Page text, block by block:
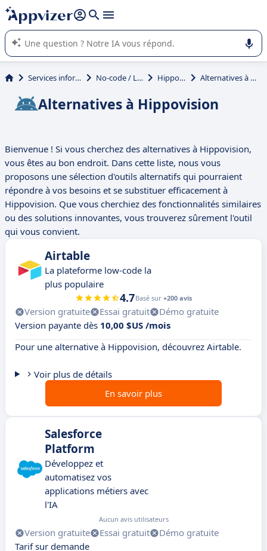
répondre (plusieurs lignes avec
L'IA de Appvizer vous guide dans l'utilisation ou la sélection de
logiciel SaaS en entreprise.
Services informatiques No-code / Low-code Hippovision Alternatives à Hippovision
Alternatives à Hippovision
Bienvenue ! Si vous cherchez des alternatives à Hippovision,
vous êtes au bon endroit. Dans cette liste, nous vous
proposons une sélection d'outils alternatifs qui pourraient
répondre à vos besoins et se substituer efficacement à
Hippovision. Que vous cherchiez des fonctionnalités similaires
ou des solutions innovantes, vous trouverez sûrement l'outil
qui vous convient.
Airtable
La plateforme low-code la
plus populaire
4.7Basé sur +200 avis
Version gratuite Essai gratuit
Démo gratuite
Version payante dès 10,00 $US /mois
Pour une alternative à Hippovision, découvrez Airtable.
Voir plus de détails
En savoir plus
Salesforce
Platform
Développez et
automatisez vos
applications métiers avec
l'IA
Aucun avis utilisateurs
Version gratuite Essai gratuit
Démo gratuite
Tarif sur demande